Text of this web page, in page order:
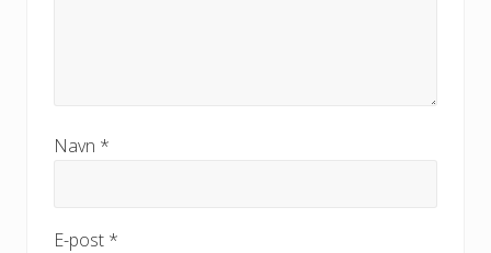
Navn *
E-post *